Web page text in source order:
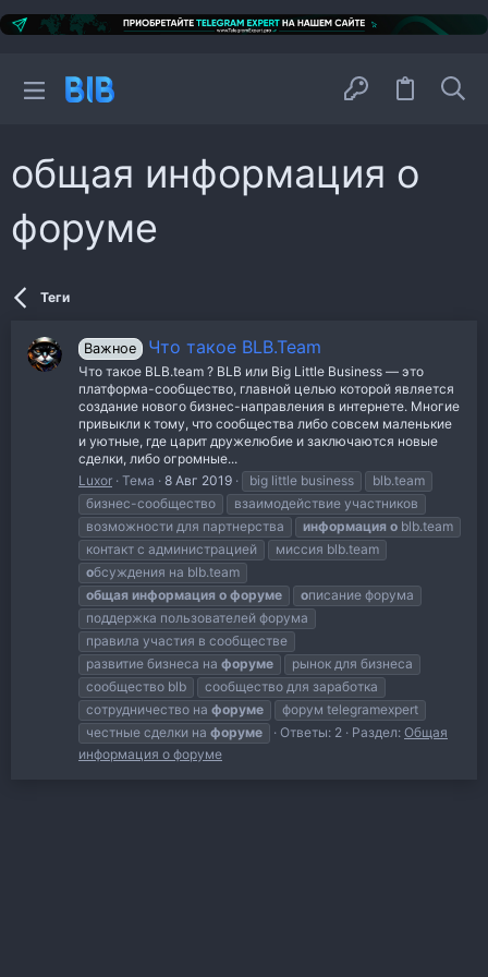
общая информация о
форуме
Теги
Важное Что такое BLB.Team
Что такое BLB.team ? BLB или Big Little Business — это
платформа-сообщество, главной целью которой является
создание нового бизнес-направления в интернете. Многие
привыкли к тому, что сообщества либо совсем маленькие
и уютные, где царит дружелюбие и заключаются новые
сделки, либо огромные...
Luxor Тема 8 Авг 2019 big little business
blb.team
бизнес-сообщество
взаимодействие участников
возможности для партнерства
информация о blb.team
контакт с администрацией
миссия blb.team
обсуждения на blb.team
общая информация о форуме описание форума
поддержка пользователей форума
правила участия в сообществе
развитие бизнеса на форуме
рынок для бизнеса
сообщество blb
сообщество для заработка
сотрудничество на форуме
форум telegramexpert
честные сделки на форуме Ответы: 2 Раздел: Общая
информация о форуме